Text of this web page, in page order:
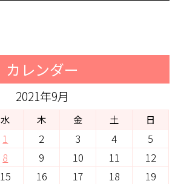
カレンダー
2021年9月
水 木 金 土 日
1 2 3 4
5
8 9 10 11
12
15 16 17 18
19